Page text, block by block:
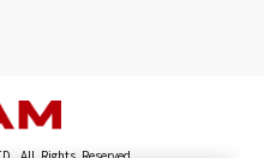
All Rights Reserved.